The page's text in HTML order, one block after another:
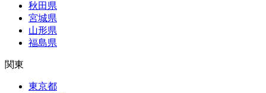
秋田県
宮城県
山形県
福島県
関東
東京都